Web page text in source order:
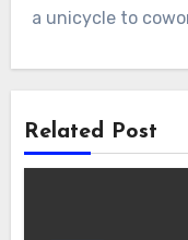
a unicycle to
Related Post